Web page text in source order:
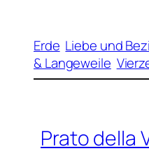
Erde Liebe und
& Langeweile
Prato della